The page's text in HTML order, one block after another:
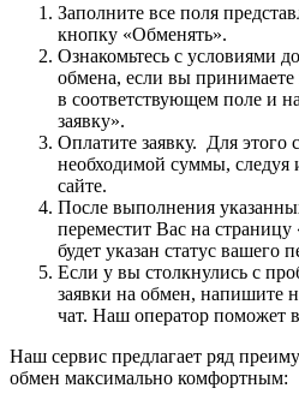
Заполните все поля
кнопку «Обменять».
Ознакомьтесь с условиями
обмена, если вы принимаете
в соответствующем поле и
заявку».
Оплатите заявку. Для этого
необходимой суммы,
сайте.
После выполнения
переместит Вас на страницу
будет указан статус вашего
Если у вы столкнулись с
заявки на обмен, напишите
чат. Наш оператор поможет
Наш сервис предлагает ряд
обмен максимально комфортным: